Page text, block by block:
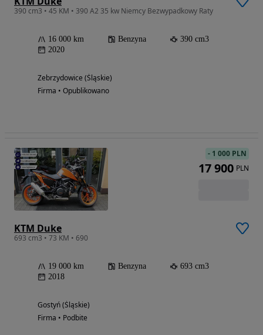
390 cm3 • 45 KM • 390 A2 35 kw Niemcy Bezwypadkowy Raty
16 000 km Benzyna
390 cm3
2020
Zebrzydowice (Śląskie)
Firma • Opublikowano
KTM Duke
693 cm3 • 73 KM • 690
19 000 km Benzyna
693 cm3
2018
Gostyń (Śląskie)
Firma • Podbite
- 1 000 PLN
17 900 PLN